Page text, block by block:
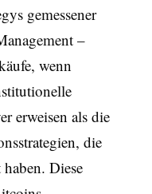
gemessener
–
wenn
erweisen als die
die
Diese